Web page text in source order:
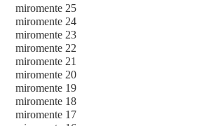
miromente 25
miromente 24
miromente 23
miromente 22
miromente 21
miromente 20
miromente 19
miromente 18
miromente 17